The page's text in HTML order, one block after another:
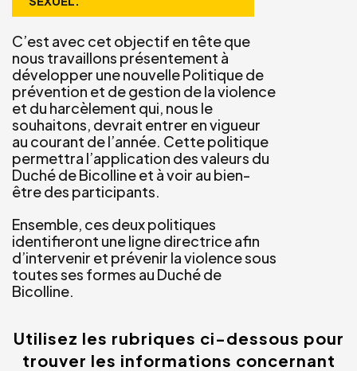
C’est avec cet objectif en tête que
nous travaillons présentement à
développer une nouvelle Politique de
prévention et de gestion de la violence
et du harcèlement qui, nous le
souhaitons, devrait entrer en vigueur
au courant de l’année. Cette politique
permettra l’application des valeurs du
Duché de Bicolline et à voir au bien-
être des participants.
Ensemble, ces deux politiques
identifieront une ligne directrice afin
d’intervenir et prévenir la violence sous
toutes ses formes au Duché de
Bicolline.
Utilisez les rubriques ci-dessous pour
trouver les informations concernant